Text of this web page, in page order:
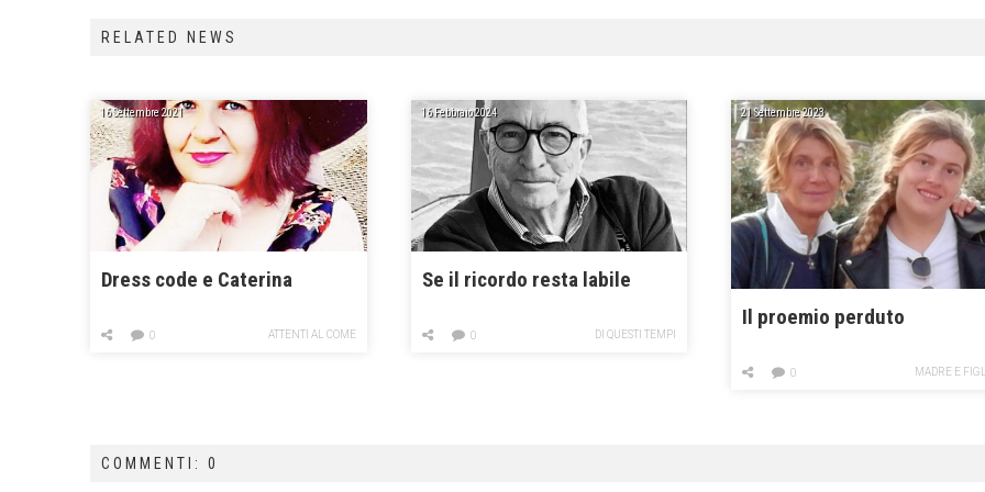
RELATED NEWS
16 Settembre 2021
Dress code e Caterina
ATTENTI AL COME
0
16 Febbraio 2024
Se il ricordo resta labile
DI QUESTI TEMPI
0
21 Settembre 2023
Il proemio perduto
MADRE E
0
COMMENTI: 0